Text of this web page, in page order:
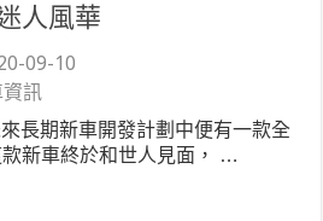
人風華
09-10
訊
長期新車開發計劃中便有一款全
新車終於和世人見面， …